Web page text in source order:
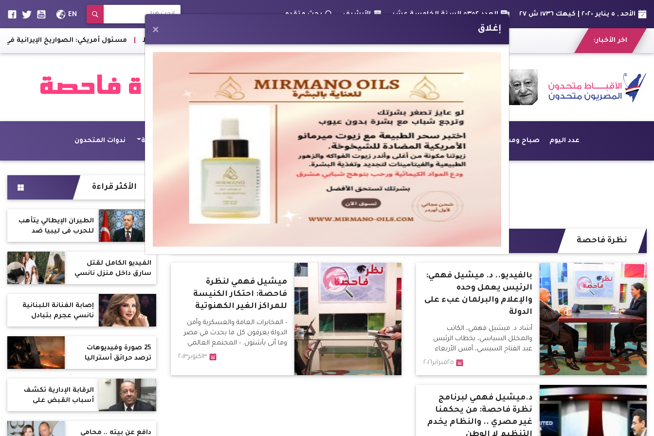
الأحد , ٥ يناير ٢٠٢٠ | كيهك ١٧٣٦ ش ٢٧ العدد ٥٣٥٢ السنة الخامسة عشر الأرشيف بحث متقدم EN
اخر الأخبار: مسئول أمريكي: الصواريخ الإيرانية في حالة
عدد اليوم صباح ومسا أراء حرة بوابة الأقباط أعمدة قضايا رياضة Web TV أصداء عالمية ندوات المتحدون
نظرة فاحصة
بالفيديو.. د. ميشيل فهمي:
الرئيس يعمل وحده
والإعلام والبرلمان عبء على
الدولة
أشاد د. ميشيل فهمي، الكاتب
والمحلل السياسي، بخطاب الرئيس
عبد الفتاح السيسي، أمس الأربعاء
خلال ندوة إستراتيجية التنمية
مصر وللأسف بمعاونة أبنائها من
"الإعلاميين".
٢٥فبراير٢٠١٦
ميشيل فهمي لنظرة
فاحصة: احتكار الكنيسة
للمراكز الغير الكهنوتية
- المخابرات العامة والعسكرية وأمن
الدولة يعرفون كل ما يحدث في مصر
وما أتى بآشتون. - المجتمع العالمي
اعترف بزوال حكم مرسي أخيرًا - الإخوان
مليونيات - رئيس الوزراء لا ينفذ سوى
٣اكتوبر٢٠١٣
د.ميشيل فهمي لبرنامج
نظرة فاحصة: من يحكمنا
غير مصري .. والنظام يخدم
الأكثر قراءة
الطيران الإيطالي يتأهب
للحرب فى ليبيا ضد
أردوغان
الفيديو الكامل لقتل
سارق داخل منزل نانسي
عجرم
إصابة الفنانة اللبنانية
نانسي عجرم بتبادل
إطلاق النار داخل منزلها
25 صورة وفيديوهات
ترصد حرائق أستراليا
المروعة.. فقدان نصف
مليار حيوان وسيارة
إطفاء تفجرها الحرائق..
إخلاء السكان والسلطات:
فات الأوان
الرقابة الإدارية تكشف
أسباب القبض على
رئيس مصلحة الضرائب
دافع عن بيته .. محامي
إغلاق ×